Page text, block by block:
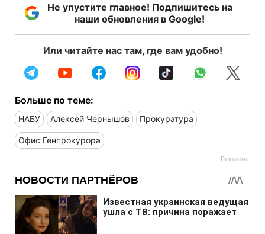
Не упустите главное! Подпишитесь на
наши обновления в Google!
Или читайте нас там, где вам удобно!
Больше по теме:
НАБУ Алексей Чернышов Прокуратура
Офис Генпрокурора